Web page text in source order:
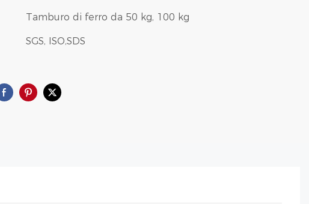
Tamburo di ferro da 50 kg, 100 kg
SGS, ISO,SDS